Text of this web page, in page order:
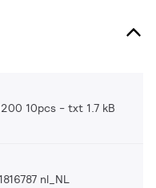
10pcs txt 1.7 kB
nl_NL